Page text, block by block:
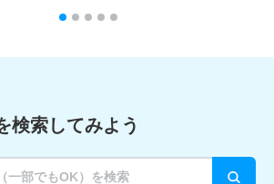
検索してみよう